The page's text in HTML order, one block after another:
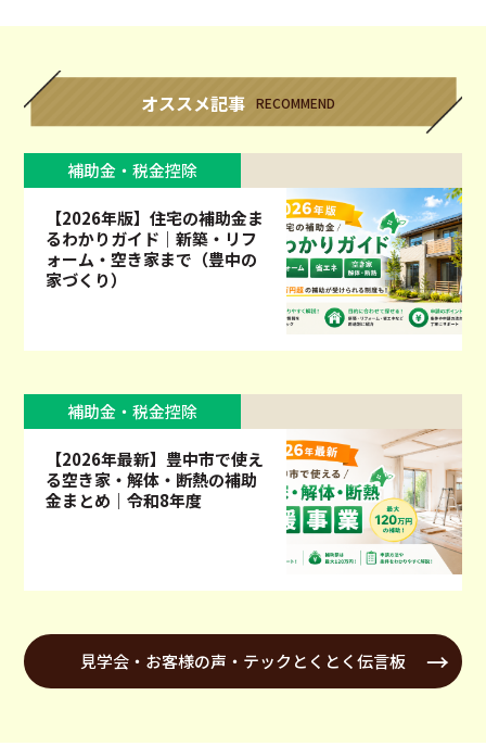
オススメ記事 RECOMMEND
補助金・税金控除
【2026年版】住宅の補助金ま
るわかりガイド｜新築・リフ
ォーム・空き家まで（豊中の
家づくり）
補助金・税金控除
【2026年最新】豊中市で使え
る空き家・解体・断熱の補助
金まとめ｜令和8年度
見学会・お客様の声・テックとくとく伝言板